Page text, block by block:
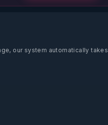
our system automatically takes